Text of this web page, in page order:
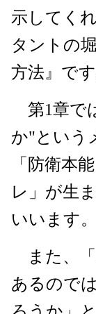
示してく
タントの
方法』です
第1章で
か"という
「防衛本
レ」が生
いいます。
また、「
あるので